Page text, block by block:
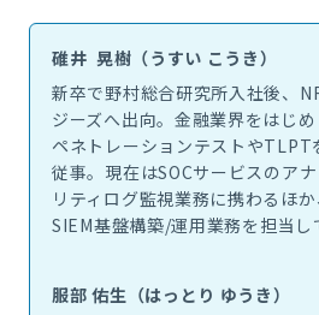
碓井 晃樹（うすい こうき）
新卒で野村総合研究所入社後、
ジーズへ出向。金融業界をはじ
ペネトレーションテストやTLPT
従事。現在はSOCサービスのア
リティログ監視業務に携わるほか
SIEM基盤構築/運用業務を担当し
服部 佑生（はっとり ゆうき）